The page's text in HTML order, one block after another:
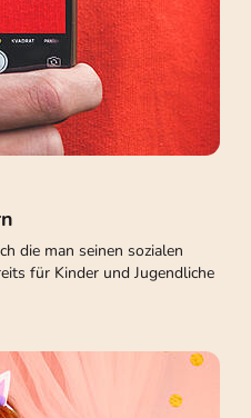
die man seinen sozialen
für Kinder und Jugendliche